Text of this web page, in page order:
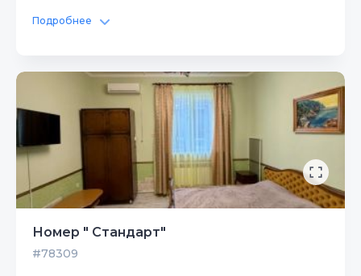
Подробнее
Номер " Стандарт"
#78309